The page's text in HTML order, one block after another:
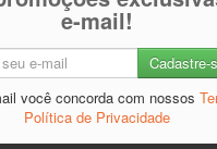
e-mail!
você concorda com nossos
Política de Privacidade